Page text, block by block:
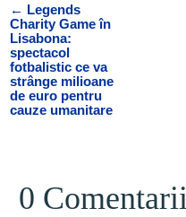
← Legends
Charity Game în
Lisabona:
spectacol
fotbalistic ce va
strânge milioane
de euro pentru
cauze umanitare
0 Comentarii